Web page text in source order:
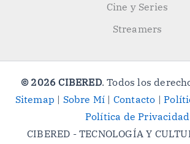
Cine y Series
Streamers
© 2026 CIBERED. Todos los
Sitemap | Sobre Mí | Contacto |
Política de Privacidad
CIBERED - TECNOLOGÍA Y